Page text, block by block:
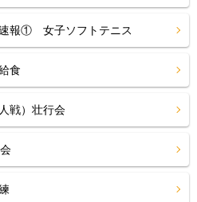
報① 女子ソフトテニス
食
戦）壮行会